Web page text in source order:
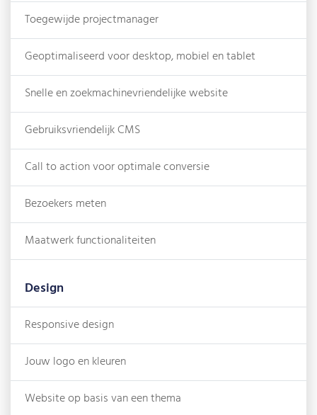
Toegewijde projectmanager
Geoptimaliseerd voor desktop, mobiel en tablet
Snelle en zoekmachinevriendelijke website
Gebruiksvriendelijk CMS
Call to action voor optimale conversie
Bezoekers meten
Maatwerk functionaliteiten
Design
Responsive design
Jouw logo en kleuren
Website op basis van een thema